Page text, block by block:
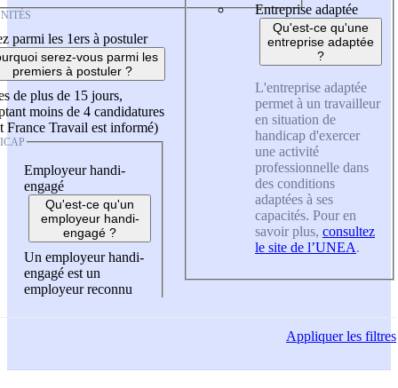
parmi les 1ers à postuler
serez-vous parmi les
premiers à postuler ?
de plus de 15 jours,
moins de 4 candidatures
France Travail est informé)
Employeur handi-
engagé
Qu'est-ce qu'un
employeur handi-
engagé ?
Un employeur handi-
engagé est un
employeur reconnu
Entreprise adaptée
Qu'est-ce qu'une
entreprise adaptée
?
L'entreprise adaptée
permet à un travailleur
en situation de
handicap d'exercer
une activité
professionnelle dans
des conditions
adaptées à ses
capacités. Pour en
savoir plus, consultez
le site de l’UNEA.
Appliquerles filtres